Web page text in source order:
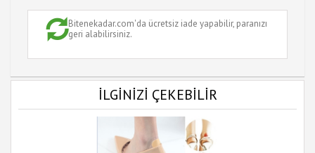
Bitenekadar.com'da ücretsiz iade yapabilir, paranızı
geri alabilirsiniz.
İLGİNİZİ ÇEKEBİLİR